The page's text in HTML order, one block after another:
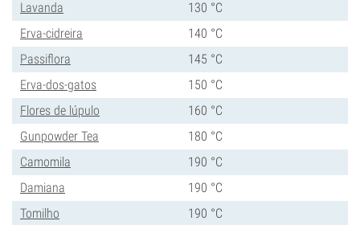
Lavanda
130 °C
Erva-cidreira
140 °C
Passiflora
145 °C
Erva-dos-gatos
150 °C
Flores de lúpulo
160 °C
Gunpowder Tea
180 °C
Camomila
190 °C
Damiana
190 °C
Tomilho
190 °C